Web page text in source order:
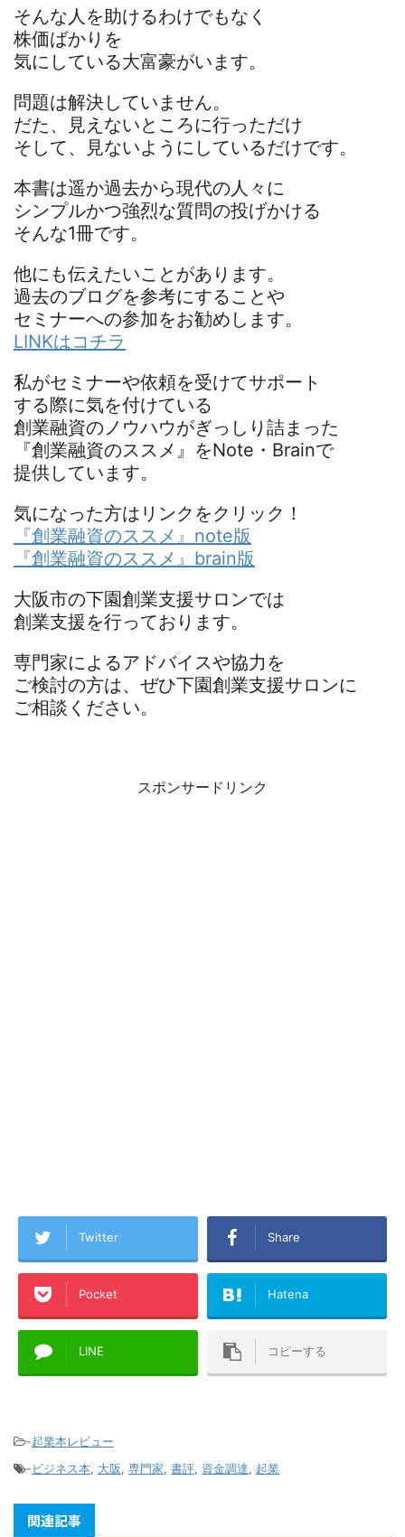
そんな人を助けるわけでもなく
株価ばかりを
気にしている大富豪がいます。
問題は解決していません。
だた、見えないところに行っただけ
そして、見ないようにしているだけです。
本書は遥か過去から現代の人々に
シンプルかつ強烈な質問の投げかける
そんな1冊です。
他にも伝えたいことがあります。
過去のブログを参考にすることや
セミナーへの参加をお勧めします。
LINKはコチラ
私がセミナーや依頼を受けてサポート
する際に気を付けている
創業融資のノウハウがぎっしり詰まった
『創業融資のススメ』をNote・Brainで
提供しています。
気になった方はリンクをクリック！
『創業融資のススメ』note版
『創業融資のススメ』brain版
大阪市の下園創業支援サロンでは
創業支援を行っております。
専門家によるアドバイスや協力を
ご検討の方は、ぜひ下園創業支援サロンに
ご相談ください。
スポンサードリンク
Twitter Share
Pocket Hatena
LINE コピーする
-起業本レビュー
-ビジネス本, 大阪, 専門家, 書評, 資金調達, 起業
関連記事